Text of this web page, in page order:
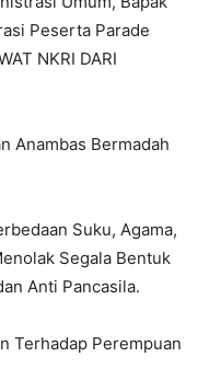
Peserta Parade
NKRI DARI
Anambas Bermadah
Suku, Agama,
Segala Bentuk
Anti Pancasila.
Terhadap Perempuan